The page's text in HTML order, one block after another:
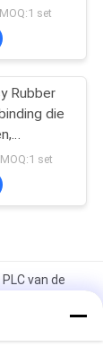
van
set
Rubber
die
set
van de